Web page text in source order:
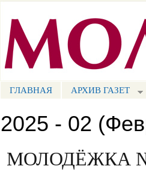
Портал СМИ КБР
МЕНЮ СМ
ГЛАВНАЯ АРХИВ ГАЗЕТ
2025 - 02
МОЛОДЁЖКА